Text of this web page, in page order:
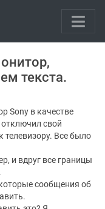
текста.
Sony в качестве
отключил свой
Все было
и вдруг все границы
сообщения об